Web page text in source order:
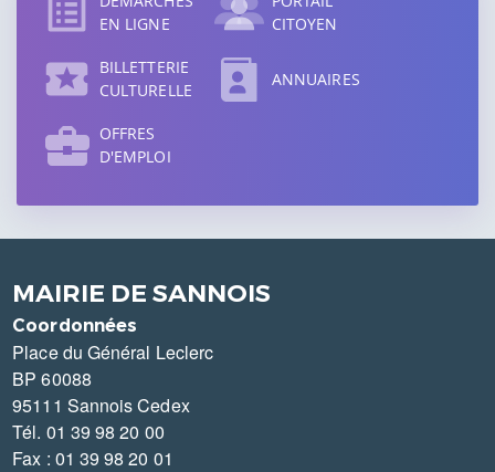
EN LIGNE
CITOYEN
BILLETTERIE
CULTURELLE
ANNUAIRES
OFFRES
D'EMPLOI
MAIRIE DE SANNOIS
Coordonnées
Place du Général Leclerc
BP 60088
95111 Sannois Cedex
Tél. 01 39 98 20 00
Fax : 01 39 98 20 01